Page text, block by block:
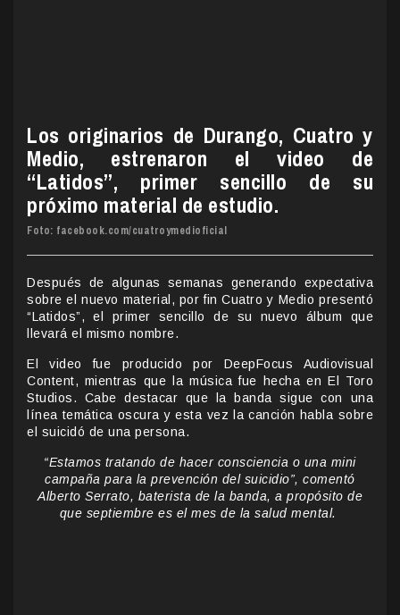
Los originarios de Durango, Cuatro y
Medio, estrenaron el video de
“Latidos”, primer sencillo de su
próximo material de estudio.
Foto: facebook.com/cuatroymedioficial
Después de algunas semanas generando expectativa
sobre el nuevo material, por fin Cuatro y Medio presentó
“Latidos”, el primer sencillo de su nuevo álbum que
llevará el mismo nombre.
El video fue producido por DeepFocus Audiovisual
Content, mientras que la música fue hecha en El Toro
Studios. Cabe destacar que la banda sigue con una
línea temática oscura y esta vez la canción habla sobre
el suicidó de una persona.
“Estamos tratando de hacer consciencia o una mini
campaña para la prevención del suicidio”, comentó
Alberto Serrato, baterista de la banda, a propósito de
que septiembre es el mes de la salud mental.